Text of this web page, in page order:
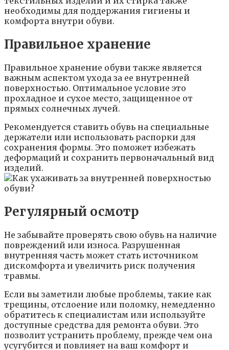
необходимы для поддержания гигиены и
комфорта внутри обуви.
Правильное хранение
Правильное хранение обуви также является
важным аспектом ухода за ее внутренней
поверхностью. Оптимальное условие это
прохладное и сухое место, защищенное от
прямых солнечных лучей.
Рекомендуется ставить обувь на специальные
держатели или использовать распорки для
сохранения формы. Это поможет избежать
деформаций и сохранить первоначальный вид
изделий.
Регулярный осмотр
Не забывайте проверять свою обувь на наличие
повреждений или износа. Разрушенная
внутренняя часть может стать источником
дискомфорта и увеличить риск получения
травмы.
Если вы заметили любые проблемы, такие как
трещины, отслоение или поломку, немедленно
обратитесь к специалистам или используйте
доступные средства для ремонта обуви. Это
позволит устранить проблему, прежде чем она
усугубится и повлияет на ваш комфорт и